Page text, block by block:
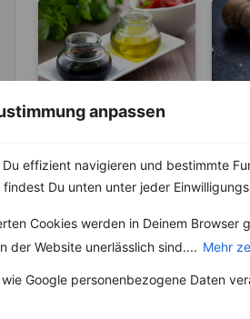
anpassen
effizient navigieren und bestimmte
Du unten unter jeder
Cookies werden in Deinem
der Website unerlässlich sind.... Mehr
Google personenbezogene Daten
LEBENSMITTEL
Unterschiede
beim Balsamico
Der Name „Balsam“
sich vom lateinischen
Wort „balsamum“ ab,
wohlriechende...
und